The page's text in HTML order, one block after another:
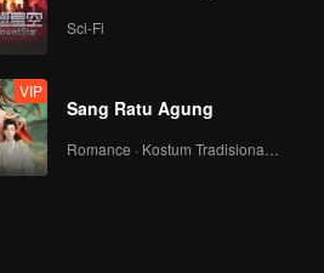
Sci-Fi
VIP
Sang Ratu Agung